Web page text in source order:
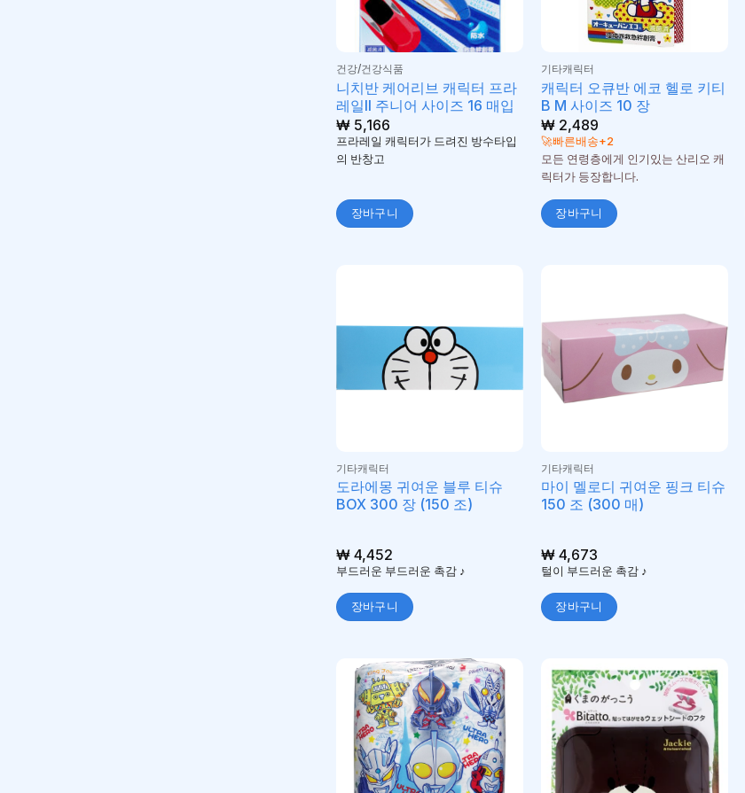
건강/건강식품
니치반 케어리브 캐릭터 프라
레일II 주니어 사이즈 16 매입
₩ 5,166
프라레일 캐릭터가 드려진 방수타입
의 반창고
장바구니
기타캐릭터
캐릭터 오큐반 에코 헬로 키티
B M 사이즈 10 장
₩2,489
🚀빠른배송+2
모든 연령층에게 인기있는 산리오 캐
릭터가 등장합니다.
장바구니
기타캐릭터
도라에몽 귀여운 블루 티슈
BOX 300 장 (150 조)
₩ 4,452
부드러운 부드러운 촉감 ♪
장바구니
기타캐릭터
마이 멜로디 귀여운 핑크 티슈
150 조 (300 매)
₩4,673
털이 부드러운 촉감 ♪
장바구니